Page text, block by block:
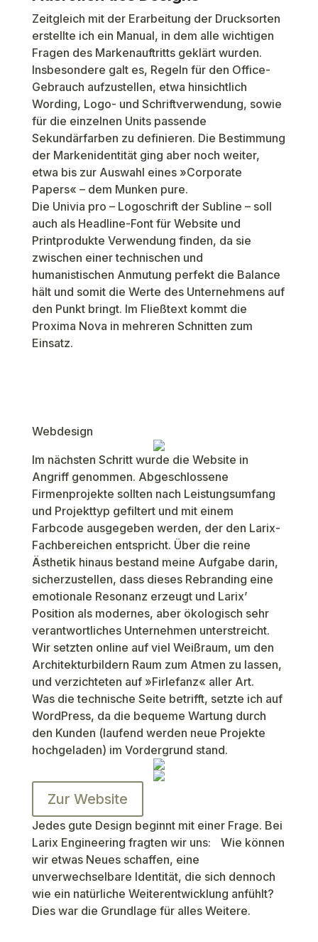
Zeitgleich mit der Erarbeitung der Drucksorten
erstellte ich ein Manual, in dem alle wichtigen
Fragen des Markenauftritts geklärt wurden.
Insbesondere galt es, Regeln für den Office-
Gebrauch aufzustellen, etwa hinsichtlich
Wording, Logo- und Schriftverwendung, sowie
für die einzelnen Units passende
Sekundärfarben zu definieren. Die Bestimmung
der Markenidentität ging aber noch weiter,
etwa bis zur Auswahl eines »Corporate
Papers« – dem Munken pure.
Die Univia pro – Logoschrift der Subline – soll
auch als Headline-Font für Website und
Printprodukte Verwendung finden, da sie
zwischen einer technischen und
humanistischen Anmutung perfekt die Balance
hält und somit die Werte des Unternehmens auf
den Punkt bringt. Im Fließtext kommt die
Proxima Nova in mehreren Schnitten zum
Einsatz.
Webdesign
Im nächsten Schritt wurde die Website in
Angriff genommen. Abgeschlossene
Firmenprojekte sollten nach Leistungsumfang
und Projekttyp gefiltert und mit einem
Farbcode ausgegeben werden, der den Larix-
Fachbereichen entspricht. Über die reine
Ästhetik hinaus bestand meine Aufgabe darin,
sicherzustellen, dass dieses Rebranding eine
emotionale Resonanz erzeugt und Larix’
Position als modernes, aber ökologisch sehr
verantwortliches Unternehmen unterstreicht.
Wir setzten online auf viel Weißraum, um den
Architekturbildern Raum zum Atmen zu lassen,
und verzichteten auf »Firlefanz« aller Art.
Was die technische Seite betrifft, setzte ich auf
WordPress, da die bequeme Wartung durch
den Kunden (laufend werden neue Projekte
hochgeladen) im Vordergrund stand.
Zur Website
Jedes gute Design beginnt mit einer Frage. Bei
Larix Engineering fragten wir uns: Wie können
wir etwas Neues schaffen, eine
unverwechselbare Identität, die sich dennoch
wie ein natürliche Weiterentwicklung anfühlt?
Dies war die Grundlage für alles Weitere.